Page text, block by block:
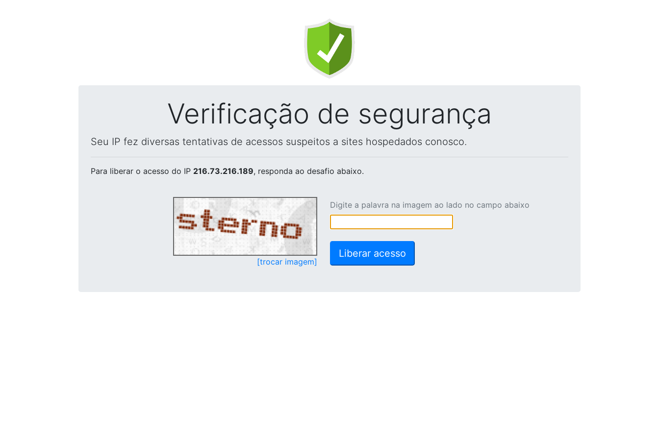
Verificação de segurança
Seu IP fez diversas tentativas de acessos suspeitos a sites hospedados conosco.
Para liberar o acesso do IP 216.73.216.189, responda ao desafio abaixo.
[trocar imagem]
Digite a palavra na imagem ao lado no campo abaixo